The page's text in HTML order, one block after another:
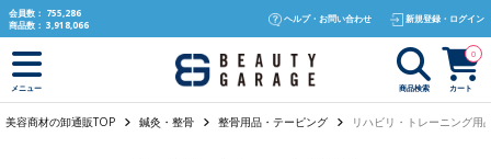
text.skipToContent
text.skipToNavigation
会員数： 755,286
商品数： 3,918,066
ヘルプ・お問い合わせ 新規登録・ログイン
メニュー 商品検索 カート
0
美容商材の卸通販TOP 鍼灸・整骨 整骨用品・テーピング リハビリ・トレーニング用